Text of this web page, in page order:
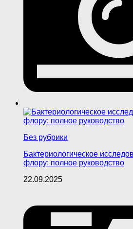
Без рубрики
Бактериологическое
флору: полное руководство
22.09.2025